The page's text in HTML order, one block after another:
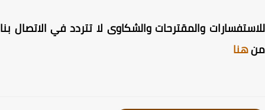
والمقترحات والشكاوى لا تتردد في الاتصال بنا
هنا